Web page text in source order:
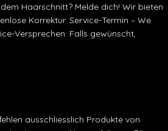
Haarschnitt? Melde dich! Wir bieten
Korrektur. Service-Termin – We
Versprechen: Falls gewünscht,
ausschliesslich Produkte von